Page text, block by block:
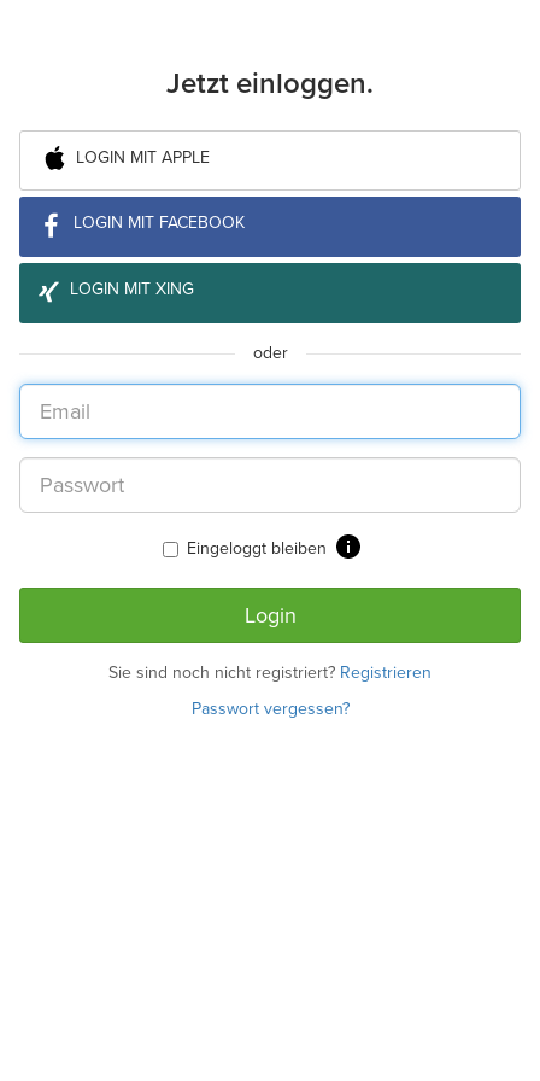
Jetzt einloggen.
LOGIN MIT APPLE
LOGIN MIT FACEBOOK
LOGIN MIT XING
oder
Eingeloggt bleiben
Sie sind noch nicht registriert? Registrieren
Passwort vergessen?